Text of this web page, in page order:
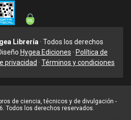
Librería · Todos los derechos
Hygea Ediciones · Política de
privacidad · Términos y condiciones
de ciencia, técnicos y de divulgación -
Todos los derechos reservados.